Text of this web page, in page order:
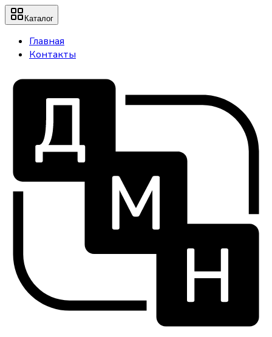
Каталог
Главная
Контакты